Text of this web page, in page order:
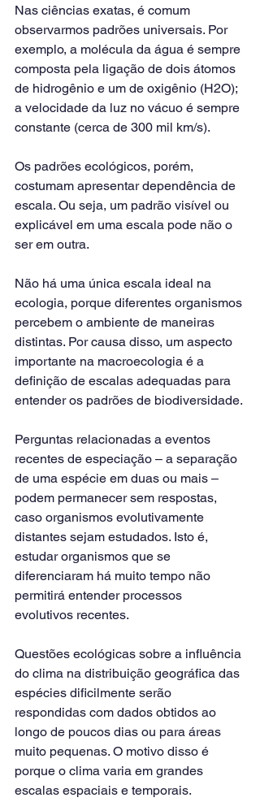
Nas ciências exatas, é comum
observarmos padrões universais. Por
exemplo, a molécula da água é sempre
composta pela ligação de dois átomos
de hidrogênio e um de oxigênio (H2O);
a velocidade da luz no vácuo é sempre
constante (cerca de 300 mil km/s).
Os padrões ecológicos, porém,
costumam apresentar dependência de
escala. Ou seja, um padrão visível ou
explicável em uma escala pode não o
ser em outra.
Não há uma única escala ideal na
ecologia, porque diferentes organismos
percebem o ambiente de maneiras
distintas. Por causa disso, um aspecto
importante na macroecologia é a
definição de escalas adequadas para
entender os padrões de biodiversidade.
Perguntas relacionadas a eventos
recentes de especiação – a separação
de uma espécie em duas ou mais –
podem permanecer sem respostas,
caso organismos evolutivamente
distantes sejam estudados. Isto é,
estudar organismos que se
diferenciaram há muito tempo não
permitirá entender processos
evolutivos recentes.
Questões ecológicas sobre a influência
do clima na distribuição geográfica das
espécies dificilmente serão
respondidas com dados obtidos ao
longo de poucos dias ou para áreas
muito pequenas. O motivo disso é
porque o clima varia em grandes
escalas espaciais e temporais.